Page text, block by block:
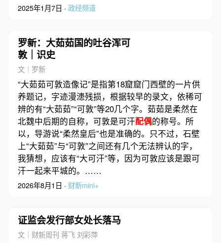
2025年1月7日 · 政经频道
罗新：大茹茹国的吐谷浑可
敦｜识史
文｜罗新
“大茹茹可敦造像记”是指第18窟窟门西壁的一片供
养题记，字迹漫漶残损，根据较早的录文，依稀可
辨的有“大茹茹”“可敦”等20几个字。茹茹是柔然在
北魏中后期的自称，可敦是可汗配偶的称号。所
以，导游说“柔然皇后”也是准确的。只不过，石壁
上“大茹茹”与“可敦”之间还有几个无法辨认的字，
我猜想，应该有“大可汗”等，因为可敦应该是跟可
汗一起来平城的。……
2026年8月1日 · 财新mini+
证监会发行部女处长落马
文｜财新周刊 蒋飞 刘彩萍